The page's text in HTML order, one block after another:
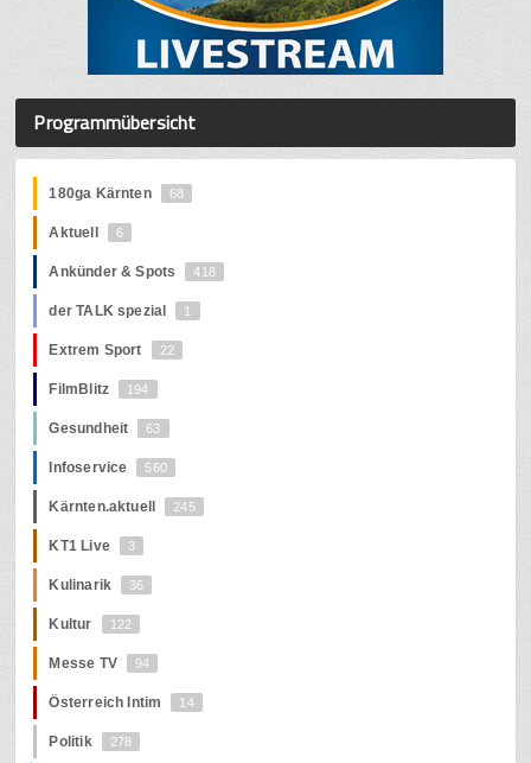
Programmübersicht
180ga Kärnten 68
Aktuell 6
Ankünder & Spots 418
der TALK spezial 1
Extrem Sport 22
FilmBlitz 194
Gesundheit 63
Infoservice 560
Kärnten.aktuell 245
KT1 Live 3
Kulinarik 36
Kultur 122
Messe TV 94
Österreich Intim 14
Politik 278